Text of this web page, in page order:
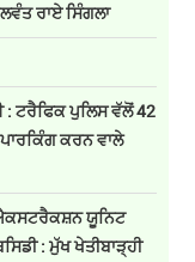
ਰਾਏ ਸਿੰਗਲਾ
ਟਰੈਫਿਕ ਪੁਲਿਸ ਵੱਲੋਂ 42
ਕਰਨ ਵਾਲੇ
ਯੂਨਿਟ
: ਮੁੱਖ ਖੇਤੀਬਾੜ੍ਹੀ